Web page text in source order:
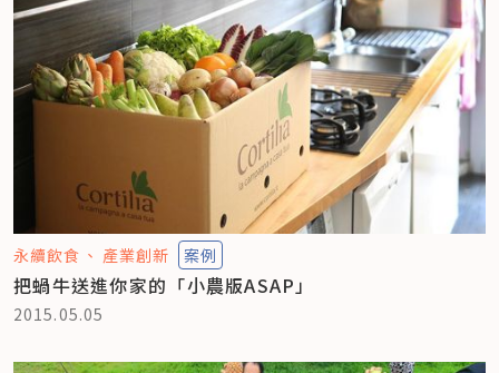
永續飲食 產業創新 案例
把蝸牛送進你家的「小農版ASAP」
2015.05.05